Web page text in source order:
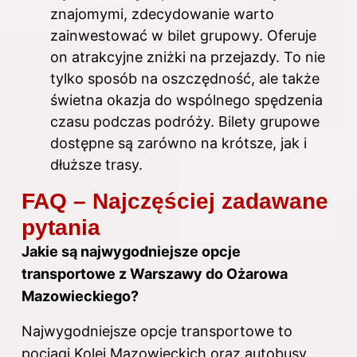
znajomymi, zdecydowanie warto
zainwestować w bilet grupowy. Oferuje
on atrakcyjne zniżki na przejazdy. To nie
tylko sposób na oszczędność, ale także
świetna okazja do wspólnego spędzenia
czasu podczas podróży. Bilety grupowe
dostępne są zarówno na krótsze, jak i
dłuższe trasy.
FAQ – Najczęściej zadawane
pytania
Jakie są najwygodniejsze opcje
transportowe z Warszawy do Ożarowa
Mazowieckiego?
Najwygodniejsze opcje transportowe to
pociągi Kolei Mazowieckich oraz autobusy